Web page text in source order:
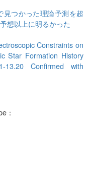
見つかった理論予測を超
想以上に明るかった
Constraints on
Star Formation History
13.20 Confirmed with
：